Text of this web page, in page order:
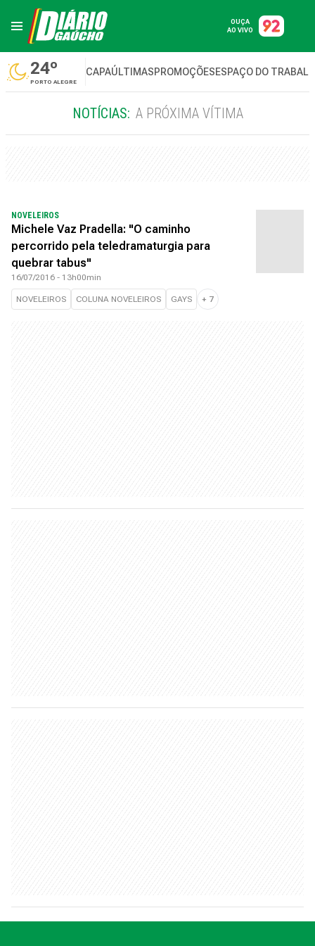
OUÇA
AO VIVO
24º
PORTO ALEGRE
CAPAÚLTIMASPROMOÇÕESESPAÇO DO
NOTÍCIAS: A PRÓXIMA VÍTIMA
NOVELEIROS
Michele Vaz Pradella: "O caminho
percorrido pela teledramaturgia para
quebrar tabus"
16/07/2016 - 13h00min
NOVELEIROS COLUNA NOVELEIROS GAYS + 7